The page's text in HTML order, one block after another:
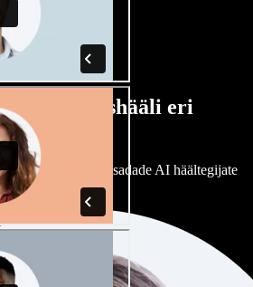
ja naishääli eri
ühtemoodi. Vali sadade AI häältegijate
neid.